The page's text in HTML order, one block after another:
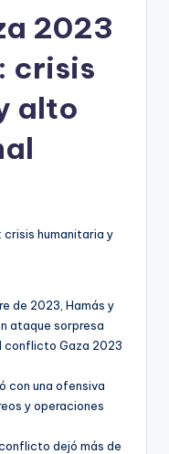
2023
crisis
alto
crisis humanitaria y
de 2023, Hamás y
ataque sorpresa
conflicto Gaza 2023
con una ofensiva
y operaciones
dejó más de